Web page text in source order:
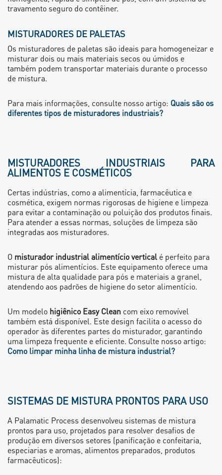
travamento seguro do contêiner.
MISTURADORES DE PALETAS
Os misturadores de paletas são ideais para homogeneizar e
misturar dois ou mais materiais secos ou úmidos e
também podem transportar materiais durante o processo
de mistura.
Para mais informações, consulte nosso artigo: Quais são os
diferentes tipos de misturadores industriais?
MISTURADORES INDUSTRIAIS PARA
ALIMENTOS E COSMÉTICOS
Certas indústrias, como a alimentícia, farmacêutica e
cosmética, exigem normas rigorosas de higiene e limpeza
para evitar a contaminação ou poluição dos produtos finais.
Para atender a essas normas, soluções de limpeza são
integradas aos misturadores.
O misturador industrial alimentício vertical é perfeito para
misturar pós alimentícios. Este equipamento oferece uma
mistura de alta qualidade para pós e materiais a granel,
atendendo aos padrões de higiene do setor alimentício.
Um modelo higiênico Easy Clean com eixo removível
também está disponível. Este design facilita o acesso do
operador às diferentes partes do misturador, garantindo
uma limpeza frequente e eficiente. Consulte nosso artigo:
Como limpar minha linha de mistura industrial?
SISTEMAS DE MISTURA PRONTOS PARA USO
A Palamatic Process desenvolveu sistemas de mistura
prontos para uso, projetados para resolver desafios de
produção em diversos setores (panificação e confeitaria,
especiarias e aromas, alimentos preparados, produtos
farmacêuticos):